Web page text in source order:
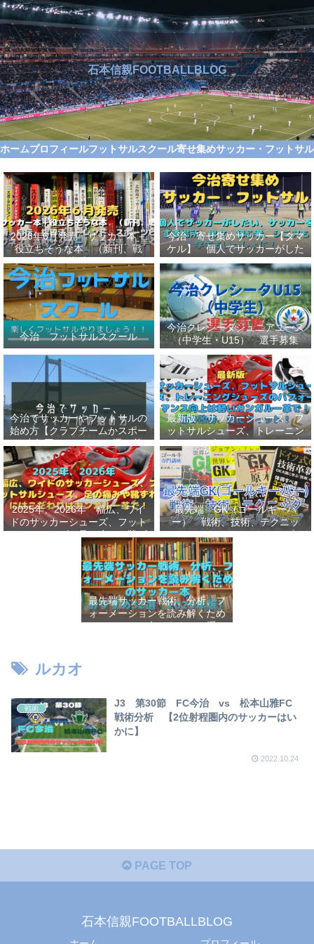
石本信親FOOTBALLBLOG
ホームプロフィールフットサルスクール寄せ集めサッカー・フット
2026年6月発売 サッカー本＋
役立ちそうな本 （新刊、戦
術、自伝、指導法、トレンド、
スポーツビジネス、高校サッカ
ー）勝つ方法、上手くなる方法
を見つけよう！
今治 寄せ集めサッカー【タマ
ケル】 個人でサッカーがした
い、サッカーをする場所、男
女、初心者、シニアも学生もい
っしょに！【タマケル】
今治 フットサルスクール
今治クレシータジュニアユース
（中学生・U15） 選手募集
今治でサッカーやフットサルの
始め方【クラブチームかスポー
ツ少年団かスクールを選ぶ基
準】小学生、幼児（年長・年
中）、サッカー
最新版 サッカーシューズ、フ
ットサルシューズ、トレーニン
グシューズのパフォーマンス向
上は軽いカンガルー革で！痛み
改善、足にフィット！
2025年、2026年 幅広、ワイ
ドのサッカーシューズ、フット
サルシューズ、足の痛みや靴ず
れにはこだわりはカンガルー革
で！
最先端 GK（ゴールキーパ
ー） 戦術、技術、テクニッ
ク、メンタルをレベルアップし
世界基準へ 練習メニューなど
選手、指導者おすすめ本 11
選
最先端サッカー戦術、分析、フ
ォーメーションを読み解くため
のサッカー本おすすめ32選
ルカオ
戦術
J3 第30節 FC今治 vs 松本山雅FC
戦術分析 【2位射程圏内のサッカーはい
かに】
2022.10.24
PAGE TOP
石本信親FOOTBALLBLOG